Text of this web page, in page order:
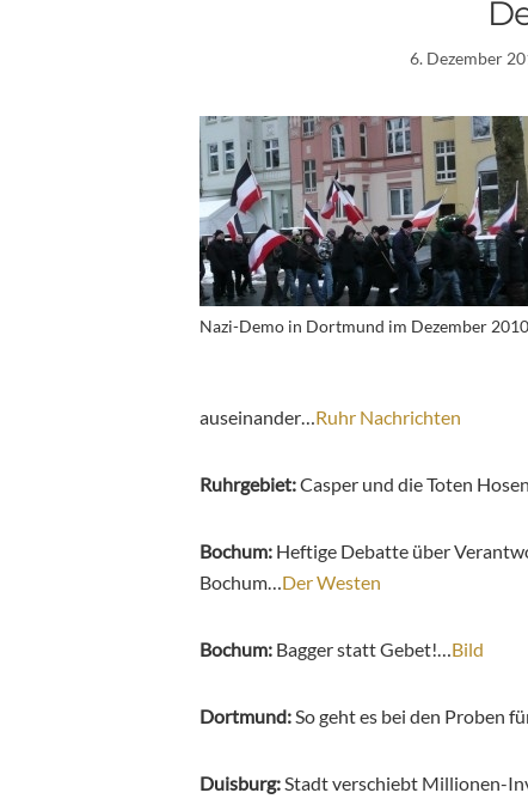
6. Dezember
Nazi-Demo in Dortmund im Dezember 2010
auseinander… Ruhr Nachrichten
Ruhrgebiet:Casper und die Toten
Bochum: Heftige Debatte über
Bochum… Der Westen
Bochum: Bagger statt Gebet!… Bild
Dortmund: So geht es bei den Proben
Duisburg: Stadt verschiebt Millionen-